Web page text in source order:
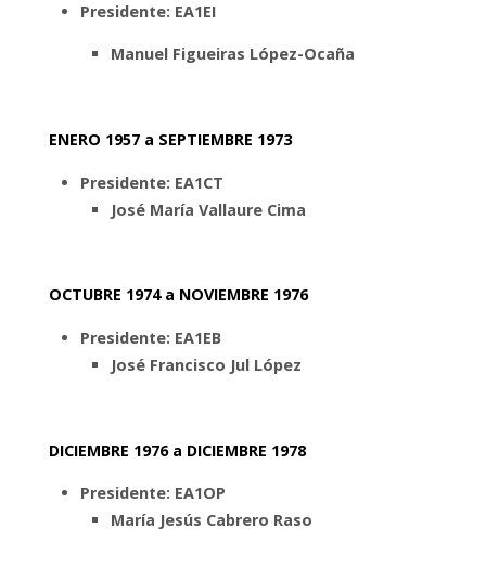
Presidente: EA1EI
Manuel Figueiras López-Ocaña
ENERO 1957 a SEPTIEMBRE 1973
Presidente: EA1CT
José María Vallaure Cima
OCTUBRE 1974 a NOVIEMBRE 1976
Presidente: EA1EB
José Francisco Jul López
DICIEMBRE 1976 a DICIEMBRE 1978
Presidente: EA1OP
María Jesús Cabrero Raso